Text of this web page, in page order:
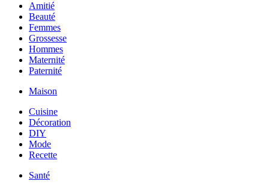
Amitié
Beauté
Femmes
Grossesse
Hommes
Maternité
Paternité
Maison
Cuisine
Décoration
DIY
Mode
Recette
Santé